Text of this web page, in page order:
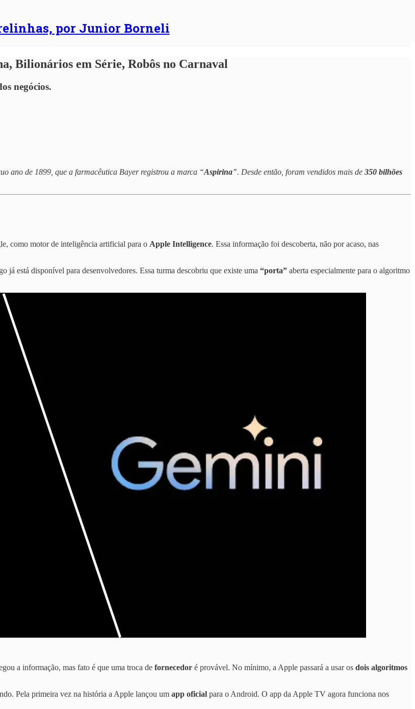
por Junior Borneli
Bilionários em Série, Robôs no Carnaval
negócios.
ano de 1899, que a farmacêutica Bayer registrou a marca “Aspirina". Desde então, foram vendidos mais de 350 bilhões
como motor de inteligência artificial para o Apple Intelligence. Essa informação foi descoberta, não por acaso, nas
já está disponível para desenvolvedores. Essa turma descobriu que existe uma “porta” aberta especialmente para o algoritmo
a informação, mas fato é que uma troca de fornecedor é provável. No mínimo, a Apple passará a usar os dois algoritmos
Pela primeira vez na história a Apple lançou um app oficial para o Android. O app da Apple TV agora funciona nos